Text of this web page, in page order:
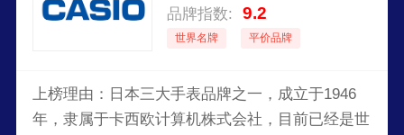
品牌指数: 9.2
世界名牌 平价品牌
上榜理由：日本三大手表品牌之一，成立于1946
年，隶属于卡西欧计算机株式会社，目前已经是世